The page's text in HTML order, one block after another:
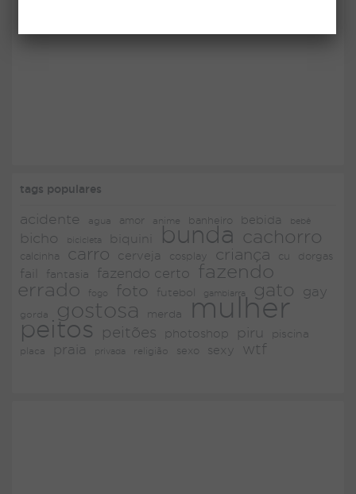
tags populares
acidente agua amor anime banheiro bebida bebê
bicho bicicleta biquini bunda cachorro
calcinha carro cerveja cosplay criança cu dorgas
fail fantasia fazendo certo
fazendo
errado
fogo foto futebol gambiarra gato gay
gorda gostosa merda mulher
peitos peitões photoshop piru piscina
placa praia privada religião sexo sexy wtf